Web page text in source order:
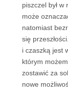
piszczel był
może
natomiast
się
i czaszką jest
którym
zostawić za
nowe